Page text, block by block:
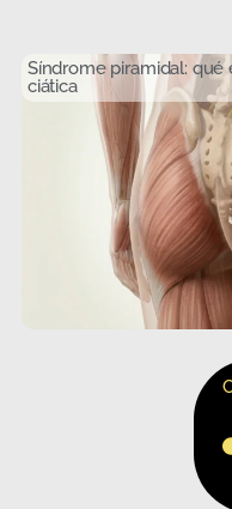
Síndrome piramidal:
ciática